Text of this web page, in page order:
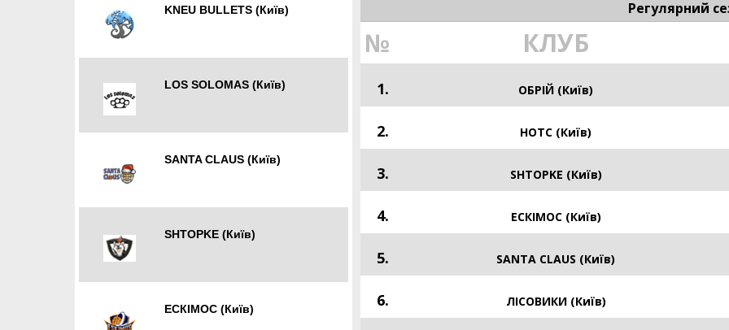
KNEU BULLETS (Київ)
LOS SOLOMAS (Київ)
SANTA CLAUS (Київ)
SHTOPKE (Київ)
ЕСКІМОС (Київ)
Регулярний
№ КЛУБ
1. ОБРІЙ (Київ)
2. HOTC (Київ)
3. SHTOPKE (Київ)
4. ЕСКІМОС (Київ)
5. SANTA CLAUS (Київ)
6. ЛІСОВИКИ (Київ)